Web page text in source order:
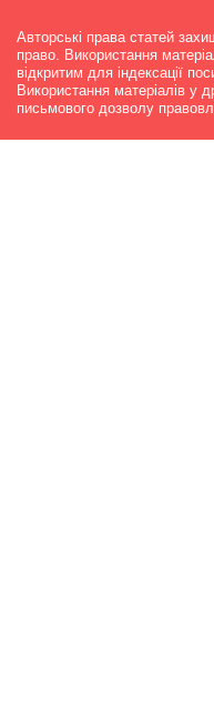
Авторські права статей
право. Використання
відкритим для індексації
Використання матеріалів у
письмового дозволу